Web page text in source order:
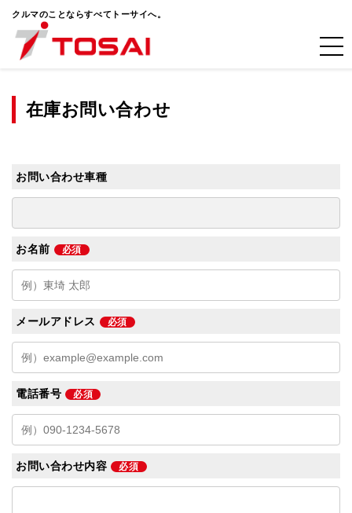
クルマのことならすべてトーサイへ。
在庫お問い合わせ
お問い合わせ車種
お名前 必須
メールアドレス 必須
電話番号 必須
お問い合わせ内容 必須